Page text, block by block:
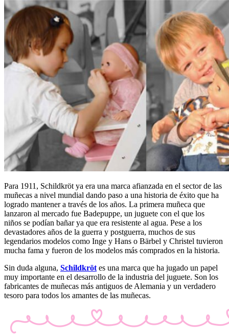
Para 1911, Schildkröt ya era una marca afianzada en el sector de las
muñecas a nivel mundial dando paso a una historia de éxito que ha
logrado mantener a través de los años. La primera muñeca que
lanzaron al mercado fue Badepuppe, un juguete con el que los
niños se podían bañar ya que era resistente al agua. Pese a los
devastadores años de la guerra y postguerra, muchos de sus
legendarios modelos como Inge y Hans o Bärbel y Christel tuvieron
mucha fama y fueron de los modelos más comprados en la historia.
Sin duda alguna, Schildkröt es una marca que ha jugado un papel
muy importante en el desarrollo de la industria del juguete. Son los
fabricantes de muñecas más antiguos de Alemania y un verdadero
tesoro para todos los amantes de las muñecas.